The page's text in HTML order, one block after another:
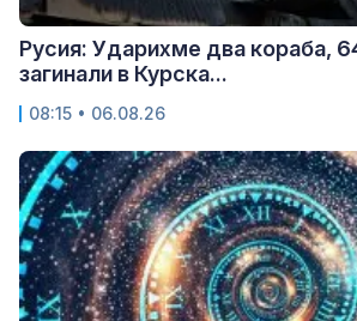
Русия: Ударихме два кораба,
загинали в Курска...
08:15 • 06.08.26